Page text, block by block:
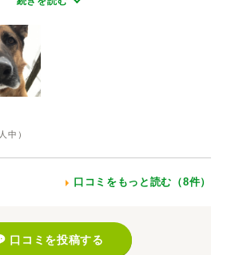
人中）
口コミをもっと読む（8件）
口コミを投稿する